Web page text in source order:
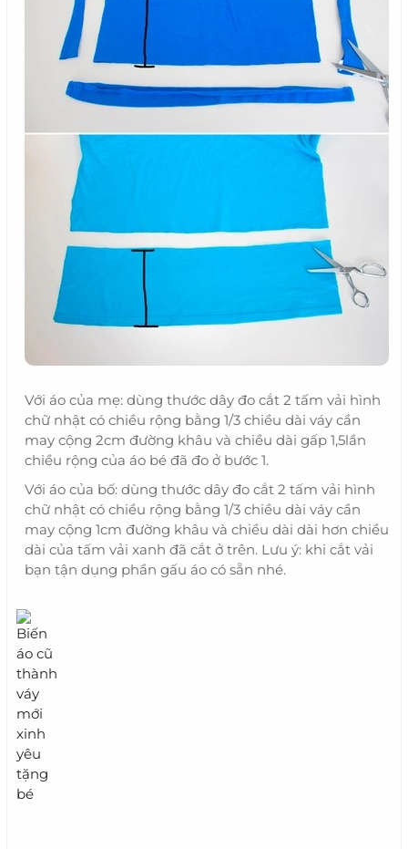
Với áo của mẹ: dùng thước dây đo cắt 2 tấm vải hình
chữ nhật có chiều rộng bằng 1/3 chiều dài váy cần
may cộng 2cm đường khâu và chiều dài gấp 1,5lần
chiều rộng của áo bé đã đo ở bước 1.
Với áo của bố: dùng thước dây đo cắt 2 tấm vải hình
chữ nhật có chiều rộng bằng 1/3 chiều dài váy cần
may cộng 1cm đường khâu và chiều dài dài hơn chiều
dài của tấm vải xanh đã cắt ở trên. Lưu ý: khi cắt vải
bạn tận dụng phần gấu áo có sẵn nhé.